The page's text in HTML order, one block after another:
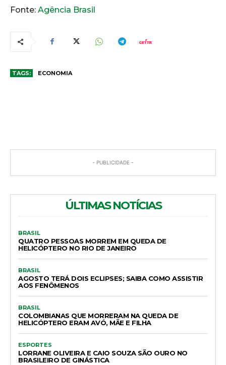
Fonte: Agência Brasil
TAGS: ECONOMIA
- PUBLICIDADE -
ÚLTIMAS NOTÍCIAS
BRASIL
QUATRO PESSOAS MORREM EM QUEDA DE
HELICÓPTERO NO RIO DE JANEIRO
BRASIL
AGOSTO TERÁ DOIS ECLIPSES; SAIBA COMO ASSISTIR
AOS FENÔMENOS
BRASIL
COLOMBIANAS QUE MORRERAM NA QUEDA DE
HELICÓPTERO ERAM AVÓ, MÃE E FILHA
ESPORTES
LORRANE OLIVEIRA E CAIO SOUZA SÃO OURO NO
BRASILEIRO DE GINÁSTICA